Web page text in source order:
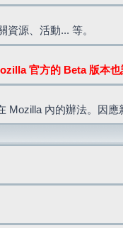
資源、活動... 等。
官方的 Beta 版本也
內的辦法。因應